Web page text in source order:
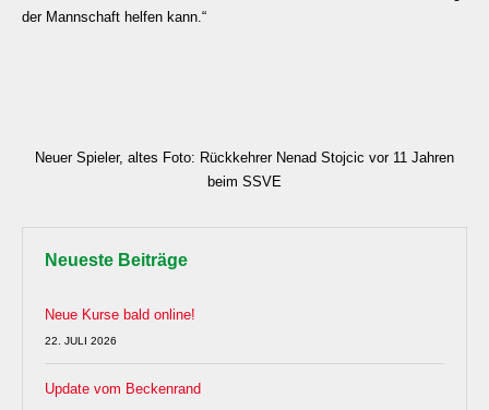
der Mannschaft helfen kann.“
Neuer Spieler, altes Foto: Rückkehrer Nenad Stojcic vor 11 Jahren
beim SSVE
Neueste Beiträge
Neue Kurse bald online!
22. JULI 2026
Update vom Beckenrand